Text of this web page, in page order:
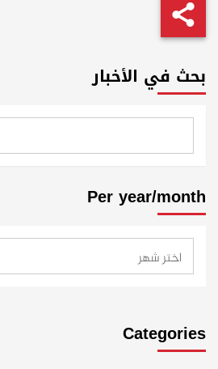
بحث في الأخبار
Per year/month
Categories